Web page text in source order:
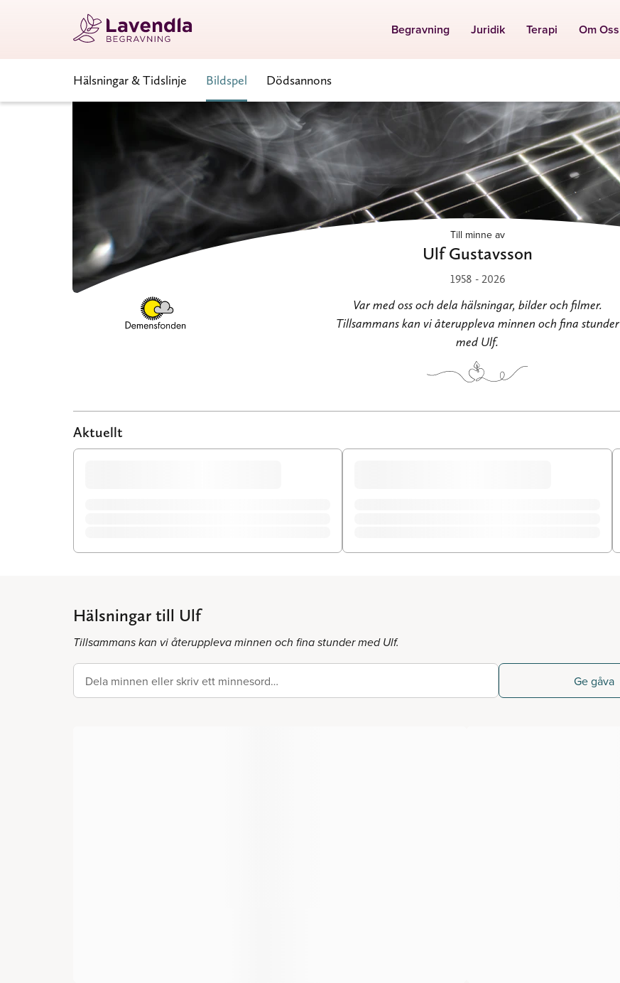
Begravning Juridik Terapi Om Oss
Hälsningar & Tidslinje Bildspel Dödsannons
Till minne av
Ulf Gustavsson
1958 - 2026
Var med oss och dela hälsningar, bilder och filmer.
Tillsammans kan vi återuppleva minnen och fina stunder
med Ulf.
Aktuellt
Hälsningar till Ulf
Tillsammans kan vi återuppleva minnen och fina stunder med Ulf.
Dela minnen eller skriv ett minnesord… Ge gåva